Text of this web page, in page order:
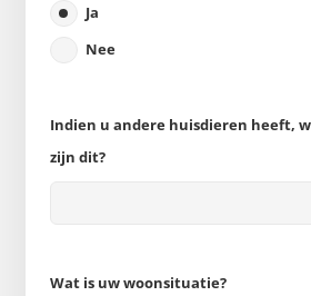
Ja
Nee
Indien u andere huisdieren heeft,
zijn dit?
Wat is uw woonsituatie?